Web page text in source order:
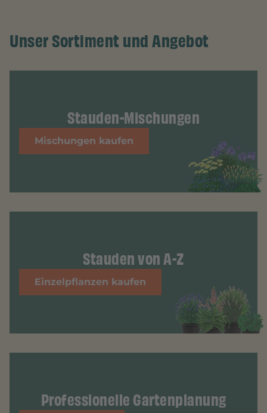
Unser Sortiment und Angebot
Stauden-Mischungen
Mischungen kaufen
Stauden von A-Z
Einzelpflanzen kaufen
Professionelle Gartenplanung